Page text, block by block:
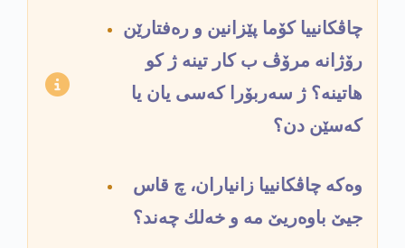
چاڤكانییا كۆما پێزانین و ره‌فتارێن
رۆژانه‌ مرۆڤ ب كار تینه‌ ژ كو
هاتینه‌؟ ژ سه‌ربۆرا كه‌سى یان یا
كه‌سێن دن؟
وه‌كه‌ چاڤكانییا زانیاران، چ قاس
جیێ باوه‌ریێ مه‌ و خه‌لك چه‌ند؟